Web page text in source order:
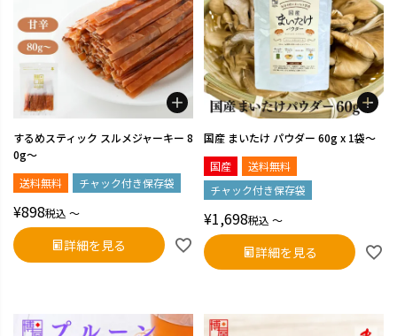
するめスティック スルメジャーキー 8
0g～
送料無料
チャック付き保存袋
¥898税込 〜
詳細を見る
国産 まいたけ パウダー 60g x 1袋～
国産
送料無料
チャック付き保存袋
¥1,698税込 〜
詳細を見る